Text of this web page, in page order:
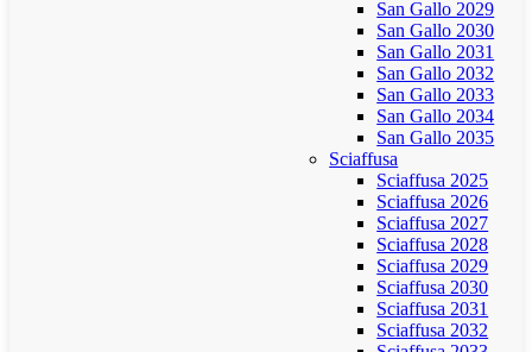
San Gallo 2029
San Gallo 2030
San Gallo 2031
San Gallo 2032
San Gallo 2033
San Gallo 2034
San Gallo 2035
Sciaffusa
Sciaffusa 2025
Sciaffusa 2026
Sciaffusa 2027
Sciaffusa 2028
Sciaffusa 2029
Sciaffusa 2030
Sciaffusa 2031
Sciaffusa 2032